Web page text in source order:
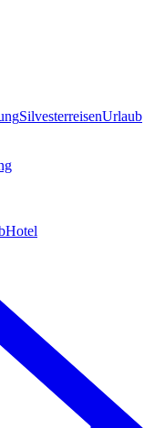
SilvesterreisenUrlaub
Hotel